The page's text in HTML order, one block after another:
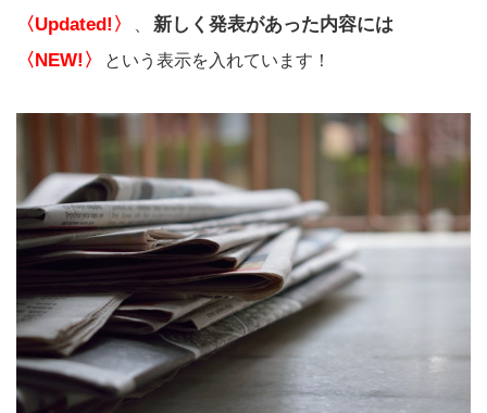
〈Updated!〉
新しく発表があった内容には
〈NEW!〉
という表示を入れています！